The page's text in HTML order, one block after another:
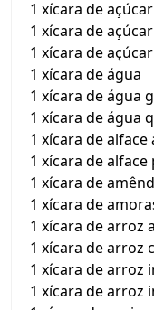
1 xícara de açúcar
1 xícara de
1 xícara de
1 xícara de água
1 xícara de água
1 xícara de água
1 xícara de
1 xícara de alface
1 xícara de
1 xícara de
1 xícara de arroz
1 xícara de arroz
1 xícara de arroz
1 xícara de arroz